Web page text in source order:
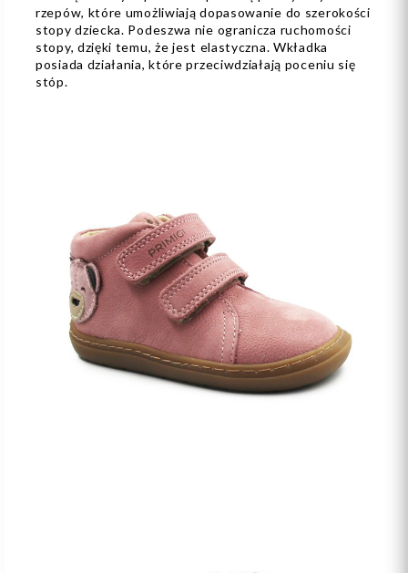
rzepów, które umożliwiają dopasowanie do szerokości
stopy dziecka. Podeszwa nie ogranicza ruchomości
stopy, dzięki temu, że jest elastyczna. Wkładka
posiada działania, które przeciwdziałają poceniu się
stóp.